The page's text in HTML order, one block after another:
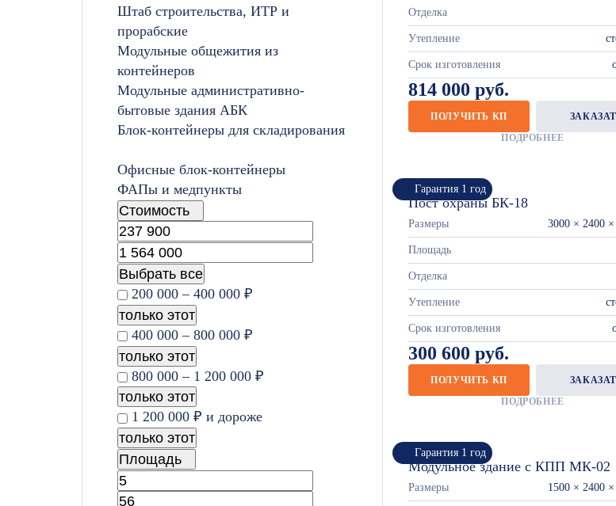
Штаб строительства, ИТР и
прорабские
Модульные общежития из
контейнеров
Модульные административно-
бытовые здания АБК
Блок-контейнеры для складирования
Офисные блок-контейнеры
ФАПы и медпункты
Стоимость
Выбрать все
200 000 – 400 000 ₽
только этот
400 000 – 800 000 ₽
только этот
800 000 – 1 200 000 ₽
только этот
1 200 000 ₽ и дороже
только этот
Площадь
Отделка
Утепление
Срок изготовления
814 000 руб.
ПОЛУЧИТЬ КП
ПОДРОБНЕЕ
Гарантия 1 год
Пост охраны БК-18
Размеры 3000 × 2400
Площадь
Отделка
Утепление
Срок изготовления
300 600 руб.
ПОЛУЧИТЬ КП
ПОДРОБНЕЕ
Гарантия 1 год
Модульное здание с КПП МК-02
Размеры 1500 × 2400